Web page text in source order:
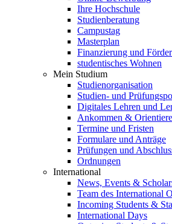
Ihre Hochschule
Studienberatung
Campustag
Masterplan
Finanzierung und
studentisches Wohnen
Mein Studium
Studienorganisation
Studien- und
Digitales Lehren und
Ankommen &
Termine und Fristen
Formulare und Anträge
Prüfungen und
Ordnungen
International
News, Events &
Team des International
Incoming Students &
International Days